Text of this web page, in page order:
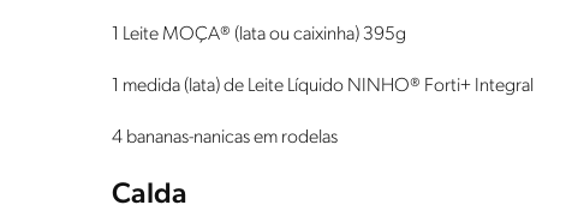
1 Leite MOÇA® (lata ou caixinha) 395g
1 medida (lata) de Leite Líquido NINHO® Forti+ Integral
4 bananas-nanicas em rodelas
Calda